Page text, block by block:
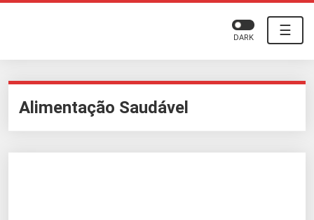
☰
DARK
Alimentação Saudável